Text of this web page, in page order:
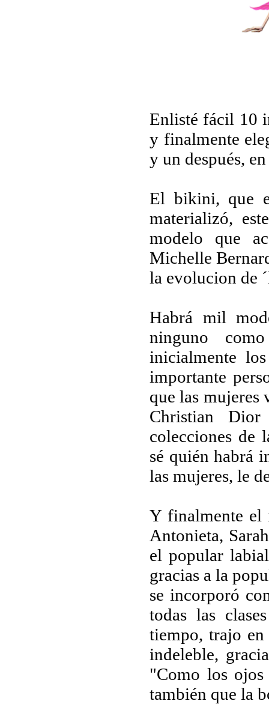
Enlisté fácil 10
y finalmente
y un después,
El bikini, que
materializó,
modelo que
Michelle
la evolucion de
Habrá mil
ninguno
inicialmente
importante
que las mujeres
Christian
colecciones de
sé quién habrá
las mujeres, le
Y finalmente el
Antonieta,
el popular
gracias a la
se incorporó
todas las
tiempo, trajo
indeleble,
"Como los
también que la